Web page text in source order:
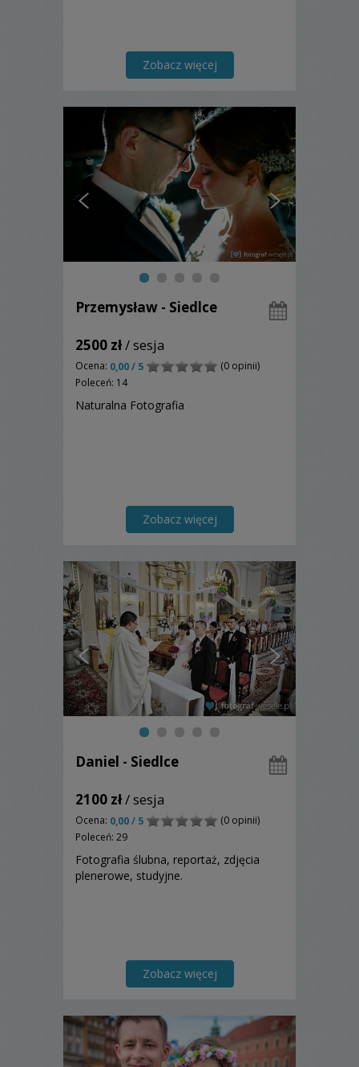
Zobacz więcej
Przemysław - Siedlce
2500 zł/ sesja
Ocena: 0,00 / 5
(0 opinii)
Poleceń: 14
Naturalna Fotografia
Zobacz więcej
Daniel - Siedlce
2100 zł/ sesja
Ocena: 0,00 / 5
(0 opinii)
Poleceń: 29
Fotografia ślubna, reportaż, zdjęcia
plenerowe, studyjne.
Zobacz więcej